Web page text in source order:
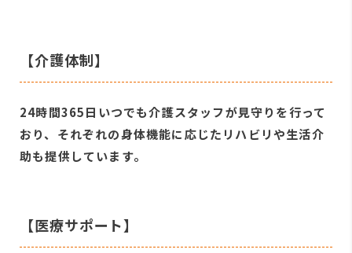
【介護体制】
24時間365日いつでも介護スタッフが見守りを行って
おり、それぞれの身体機能に応じたリハビリや生活介
助も提供しています。
【医療サポート】